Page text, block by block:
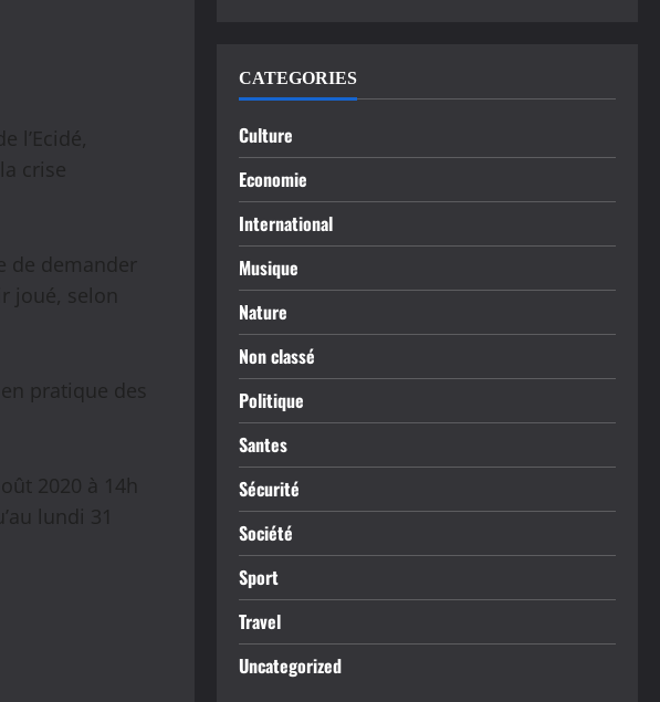
l’Ecidé,
crise
de demander
joué, selon
pratique des
2020 à 14h
lundi 31
CATEGORIES
Culture
Economie
International
Musique
Nature
Non classé
Politique
Santes
Sécurité
Société
Sport
Travel
Uncategorized